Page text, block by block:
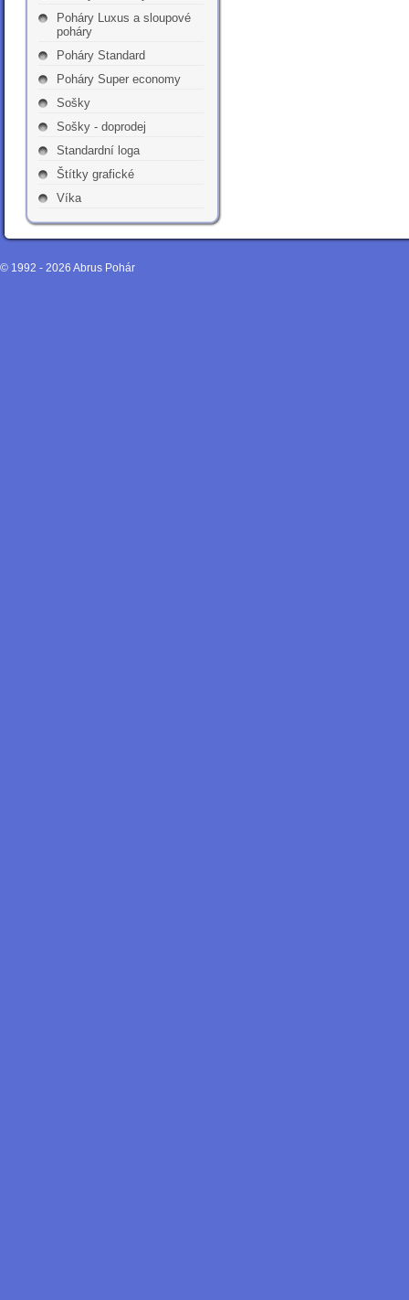
Poháry Luxus a sloupové
poháry
Poháry Standard
Poháry Super economy
Sošky
Sošky - doprodej
Standardní loga
Štítky grafické
Víka
© 1992 - 2026 Abrus Pohár